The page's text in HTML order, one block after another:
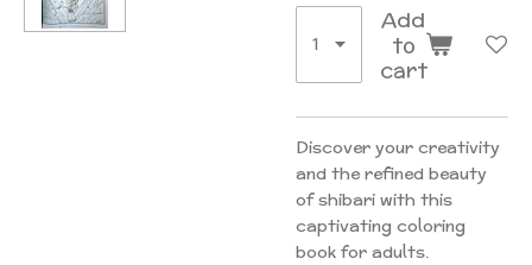
Add
to
cart
Discover your creativity
and the refined beauty
of shibari with this
captivating coloring
book for adults.